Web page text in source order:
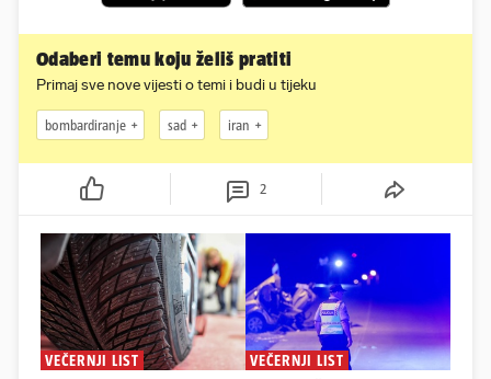
Odaberi temu koju želiš pratiti
Primaj sve nove vijesti o temi i budi u tijeku
bombardiranje sad iran
2